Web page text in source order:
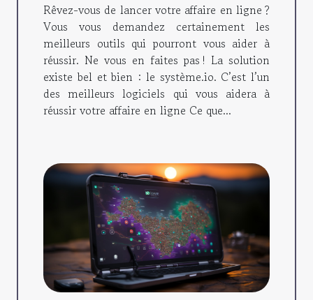
Rêvez-vous de lancer votre affaire en ligne ?
Vous vous demandez certainement les
meilleurs outils qui pourront vous aider à
réussir. Ne vous en faites pas ! La solution
existe bel et bien : le système.io. C’est l’un
des meilleurs logiciels qui vous aidera à
réussir votre affaire en ligne Ce que...